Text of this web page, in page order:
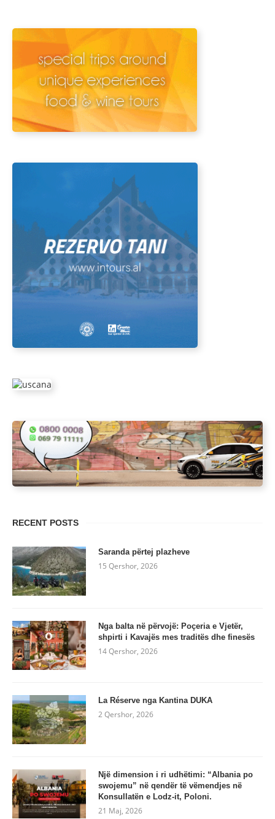
RECENT POSTS
Saranda përtej plazheve
15 Qershor, 2026
Nga balta në përvojë: Poçeria e Vjetër,
shpirti i Kavajës mes traditës dhe finesës
14 Qershor, 2026
La Réserve nga Kantina DUKA
2 Qershor, 2026
Një dimension i ri udhëtimi: “Albania po
swojemu” në qendër të vëmendjes në
Konsullatën e Lodz-it, Poloni.
21 Maj, 2026